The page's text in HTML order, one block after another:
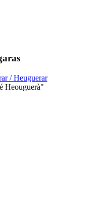
/ Heuguerar
Heouguerà"